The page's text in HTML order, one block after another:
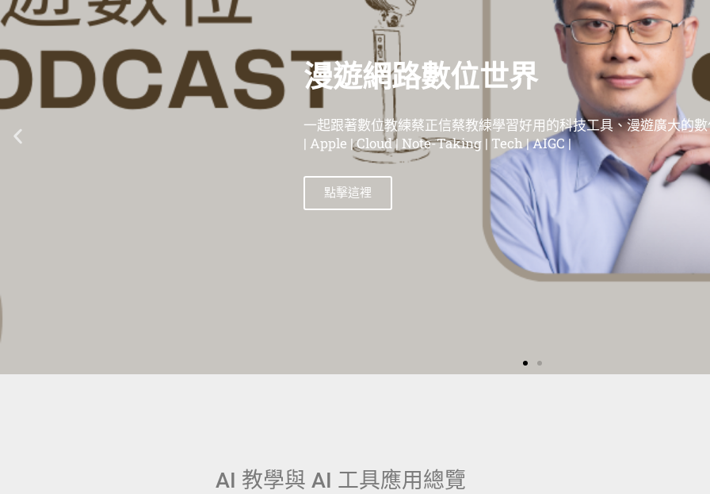
漫遊網路數
一起跟著數位教練蔡正信蔡教練學習好用的科技工具、漫遊在這個廣大
| 蘋果教學 | Evernote教學 | 筆記工具教學 | 雲端服務教學 |
AI 教學與 AI 工具應用總覽